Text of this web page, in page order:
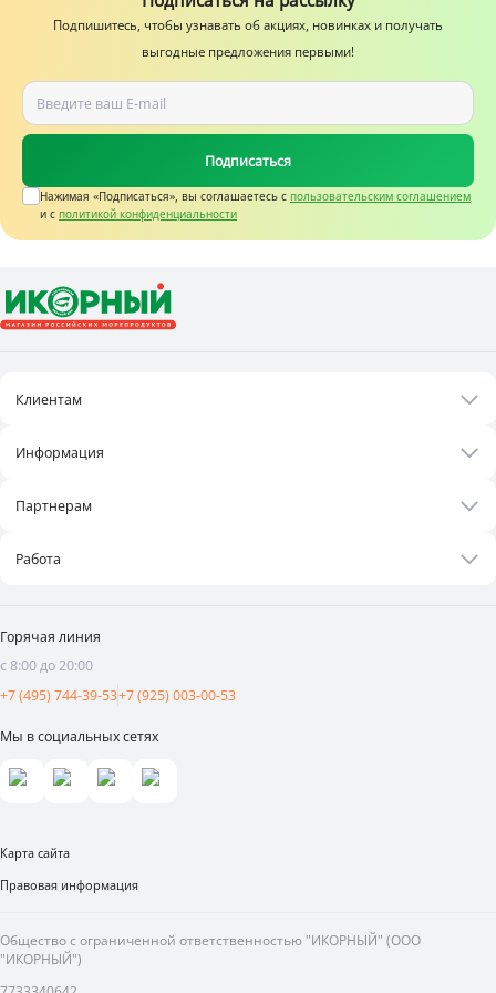
Подпишитесь, чтобы узнавать об акциях, новинках и получать
выгодные предложения первыми!
Подписаться
Нажимая «Подписаться», вы соглашаетесь c пользовательским соглашением
и с политикой конфиденциальности
Клиентам
Бонусная программа
Информация
Статьи
Видеоотзывы
Партнерам
Поставщикам
Аренда площадей
Реклама и продвижение
Работа
Вакансии
Мы в социальных сетях
Горячая линия
с 8:00 до 20:00
+7 (495) 744-39-53+7 (925) 003-00-53
Карта сайта
Правовая информация
Общество с ограниченной ответственностью "ИКОРНЫЙ" (ООО
"ИКОРНЫЙ")